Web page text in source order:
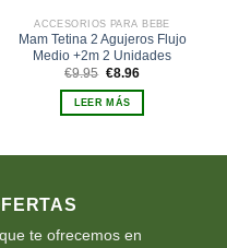
ACCESORIOS PARA BEBE
Mam Tetina 2 Agujeros Flujo
Medio +2m 2 Unidades
€9.95 El
original
era:
€9.95.
€8.96El
actual
€8.96.
LEER MÁS
te ofrecemos en